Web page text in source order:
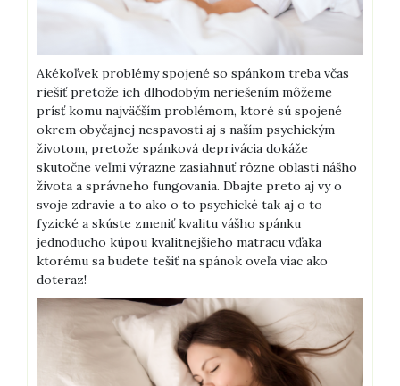
Akékoľvek problémy spojené so spánkom treba včas
riešiť pretože ich dlhodobým neriešením môžeme
prísť komu najväčším problémom, ktoré sú spojené
okrem obyčajnej nespavosti aj s naším psychickým
životom, pretože spánková deprivácia dokáže
skutočne veľmi výrazne zasiahnuť rôzne oblasti nášho
života a správneho fungovania. Dbajte preto aj vy o
svoje zdravie a to ako o to psychické tak aj o to
fyzické a skúste zmeniť kvalitu vášho spánku
jednoducho kúpou kvalitnejšieho matracu vďaka
ktorému sa budete tešiť na spánok oveľa viac ako
doteraz!